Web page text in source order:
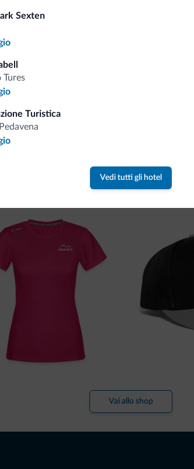
Sexten
Tures
Turistica
Vedi tutti gli hotel
Riceverai
collezione
firmata Dolomiti.it!
Vai allo shop